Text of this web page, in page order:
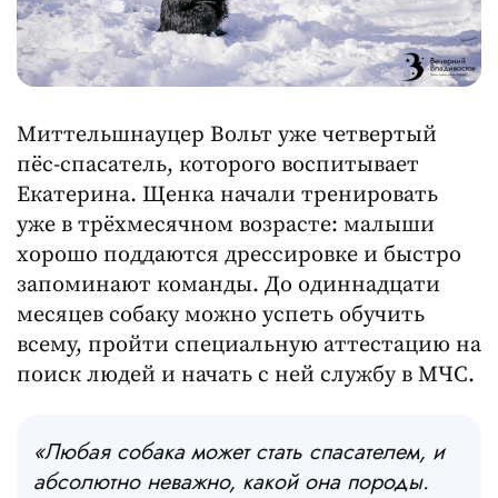
Миттельшнауцер Вольт уже четвертый
пёс-спасатель, которого воспитывает
Екатерина. Щенка начали тренировать
уже в трёхмесячном возрасте: малыши
хорошо поддаются дрессировке и быстро
запоминают команды. До одиннадцати
месяцев собаку можно успеть обучить
всему, пройти специальную аттестацию на
поиск людей и начать с ней службу в МЧС.
«Любая собака может стать спасателем, и
абсолютно неважно, какой она породы.